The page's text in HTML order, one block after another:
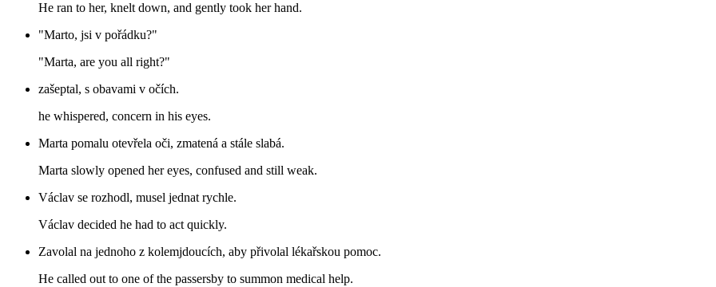
He ran to her, knelt down, and gently took her hand.
"Marto, jsi v pořádku?"
"Marta, are you all right?"
zašeptal, s obavami v očích.
he whispered, concern in his eyes.
Marta pomalu otevřela oči, zmatená a stále slabá.
Marta slowly opened her eyes, confused and still weak.
Václav se rozhodl, musel jednat rychle.
Václav decided he had to act quickly.
Zavolal na jednoho z kolemjdoucích, aby přivolal lékařskou pomoc.
He called out to one of the passersby to summon medical help.